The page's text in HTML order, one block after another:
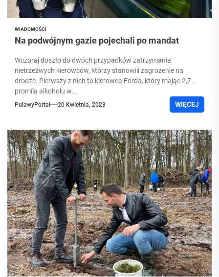
WIADOMOŚCI
Na podwójnym gazie pojechali po mandat
Wczoraj doszło do dwóch przypadków zatrzymania
nietrzeźwych kierowców, którzy stanowili zagrożenie na
drodze. Pierwszy z nich to kierowca Forda, który mając 2,7
promila alkoholu w...
PulawyPortal 20 Kwietnia, 2023 WIĘCEJ